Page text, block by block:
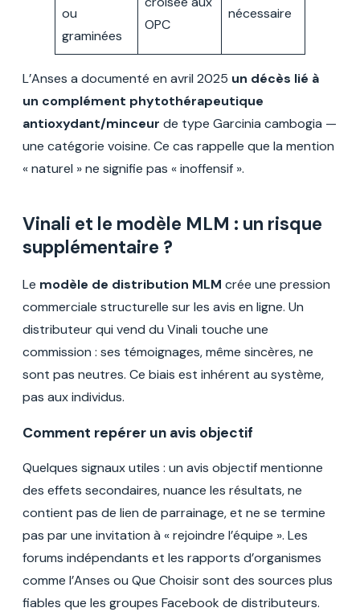
ou
graminées
OPC
nécessaire
L’Anses a documenté en avril 2025 un décès lié à
un complément phytothérapeutique
antioxydant/minceur de type Garcinia cambogia —
une catégorie voisine. Ce cas rappelle que la mention
« naturel » ne signifie pas « inoffensif ».
Vinali et le modèle MLM : un risque
supplémentaire ?
Le modèle de distribution MLM crée une pression
commerciale structurelle sur les avis en ligne. Un
distributeur qui vend du Vinali touche une
commission : ses témoignages, même sincères, ne
sont pas neutres. Ce biais est inhérent au système,
pas aux individus.
Comment repérer un avis objectif
Quelques signaux utiles : un avis objectif mentionne
des effets secondaires, nuance les résultats, ne
contient pas de lien de parrainage, et ne se termine
pas par une invitation à « rejoindre l’équipe ». Les
forums indépendants et les rapports d’organismes
comme l’Anses ou Que Choisir sont des sources plus
fiables que les groupes Facebook de distributeurs.